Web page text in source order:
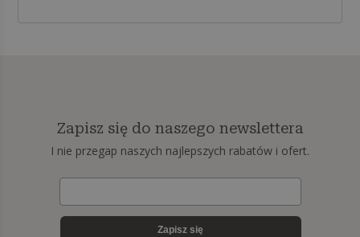
Zapisz się do naszego newslettera
I nie przegap naszych najlepszych rabatów i ofert.
Zapisz się